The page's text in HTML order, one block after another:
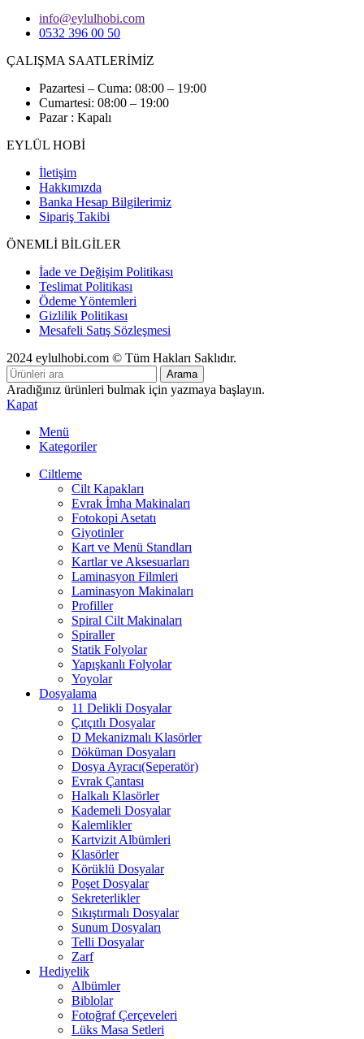
info@eylulhobi.com
0532 396 00 50
ÇALIŞMA SAATLERİMİZ
Pazartesi – Cuma: 08:00 – 19:00
Cumartesi: 08:00 – 19:00
Pazar : Kapalı
EYLÜL HOBİ
İletişim
Hakkımızda
Banka Hesap Bilgilerimiz
Sipariş Takibi
ÖNEMLİ BİLGİLER
İade ve Değişim Politikası
Teslimat Politikası
Ödeme Yöntemleri
Gizlilik Politikası
Mesafeli Satış Sözleşmesi
2024 eylulhobi.com © Tüm Hakları Saklıdır.
Arama
Aradığınız ürünleri bulmak için yazmaya başlayın.
Kapat
Menü
Kategoriler
Ciltleme
Cilt Kapakları
Evrak İmha Makinaları
Fotokopi Asetatı
Giyotinler
Kart ve Menü Standları
Kartlar ve Aksesuarları
Laminasyon Filmleri
Laminasyon Makinaları
Profiller
Spiral Cilt Makinaları
Spiraller
Statik Folyolar
Yapışkanlı Folyolar
Yoyolar
Dosyalama
11 Delikli Dosyalar
Çıtçıtlı Dosyalar
D Mekanizmalı Klasörler
Döküman Dosyaları
Dosya Ayracı(Seperatör)
Evrak Çantası
Halkalı Klasörler
Kademeli Dosyalar
Kalemlikler
Kartvizit Albümleri
Klasörler
Körüklü Dosyalar
Poşet Dosyalar
Sekreterlikler
Sıkıştırmalı Dosyalar
Sunum Dosyaları
Telli Dosyalar
Zarf
Hediyelik
Albümler
Biblolar
Fotoğraf Çerçeveleri
Lüks Masa Setleri